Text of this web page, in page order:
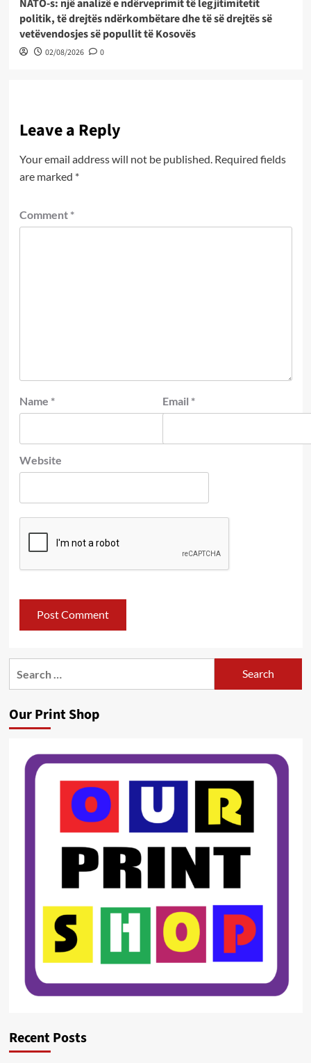
NATO-s: një analizë e ndërveprimit të legjitimitetit
politik, të drejtës ndërkombëtare dhe të së drejtës së
vetëvendosjes së popullit të Kosovës
02/08/2026 0
Leave a Reply
Your email address will not be published. Required fields
are marked *
Comment *
Name * Email *
Website
Our Print Shop
Recent Posts